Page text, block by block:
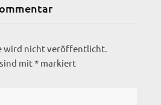
wird nicht veröffentlicht.
mit* markiert